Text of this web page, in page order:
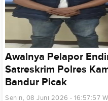
Awalnya Pelapor
Satreskrim Polres
Bandur Picak
Senin, 08 Juni 2026 - 16:57:57